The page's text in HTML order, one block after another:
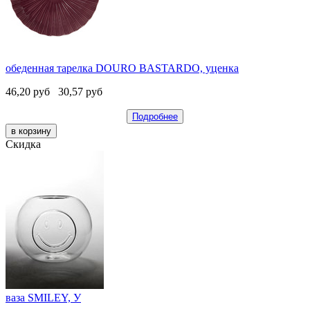
обеденная тарелка DOURO BASTARDO, уценка
46,20 руб 30,57 руб
Подробнее
Скидка
ваза SMILEY, У